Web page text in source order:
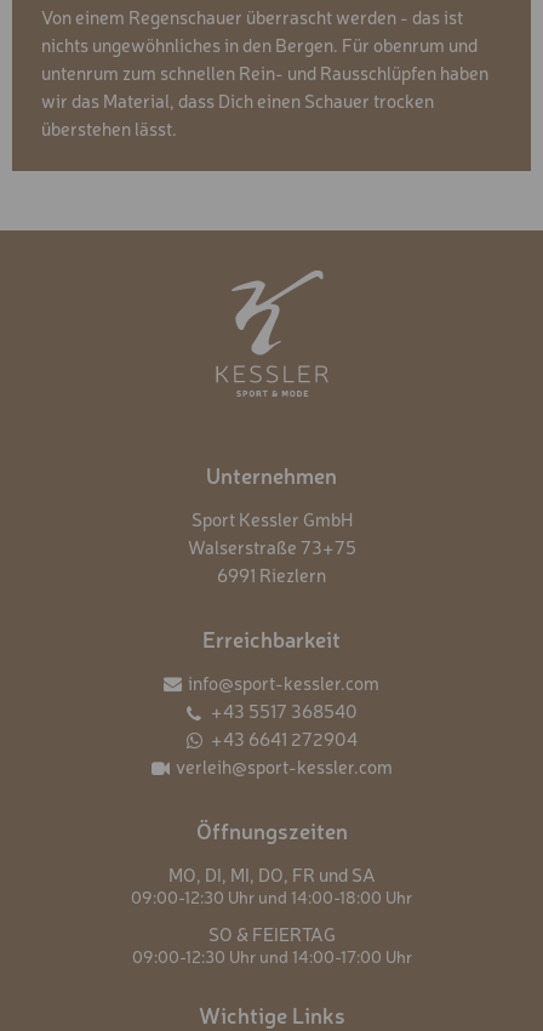
Von einem Regenschauer überrascht werden - das ist
nichts ungewöhnliches in den Bergen. Für obenrum und
untenrum zum schnellen Rein- und Rausschlüpfen haben
wir das Material, dass Dich einen Schauer trocken
überstehen lässt.
Unternehmen
Sport Kessler GmbH
Walserstraße 73+75
6991 Riezlern
Erreichbarkeit
info@sport-kessler.com
+43 5517 368540
+43 6641 272904
verleih@sport-kessler.com
Öffnungszeiten
MO, DI, MI, DO, FR und SA
09:00-12:30 Uhr und 14:00-18:00 Uhr
SO & FEIERTAG
09:00-12:30 Uhr und 14:00-17:00 Uhr
Wichtige Links